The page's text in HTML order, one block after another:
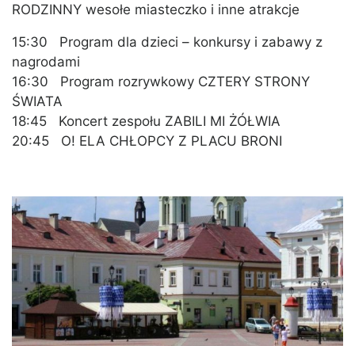
RODZINNY wesołe miasteczko i inne atrakcje
15:30 Program dla dzieci – konkursy i zabawy z
nagrodami
16:30 Program rozrywkowy CZTERY STRONY
ŚWIATA
18:45 Koncert zespołu ZABILI MI ŻÓŁWIA
20:45 O! ELA CHŁOPCY Z PLACU BRONI